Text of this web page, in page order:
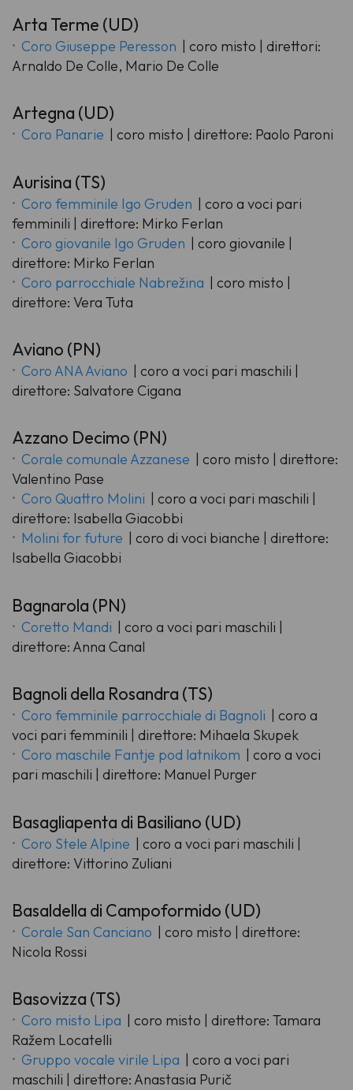
Arta Terme (UD)
Coro Giuseppe Peresson | coro misto | direttori:
Arnaldo De Colle, Mario De Colle
Artegna (UD)
Coro Panarie | coro misto | direttore: Paolo Paroni
Aurisina (TS)
Coro femminile Igo Gruden | coro a voci pari
femminili | direttore: Mirko Ferlan
Coro giovanile Igo Gruden | coro giovanile |
direttore: Mirko Ferlan
Coro parrocchiale Nabrežina | coro misto |
direttore: Vera Tuta
Aviano (PN)
Coro ANA Aviano | coro a voci pari maschili |
direttore: Salvatore Cigana
Azzano Decimo (PN)
Corale comunale Azzanese | coro misto | direttore:
Valentino Pase
Coro Quattro Molini | coro a voci pari maschili |
direttore: Isabella Giacobbi
Molini for future | coro di voci bianche | direttore:
Isabella Giacobbi
Bagnarola (PN)
Coretto Mandi | coro a voci pari maschili |
direttore: Anna Canal
Bagnoli della Rosandra (TS)
Coro femminile parrocchiale di Bagnoli | coro a
voci pari femminili | direttore: Mihaela Skupek
Coro maschile Fantje pod latnikom | coro a voci
pari maschili | direttore: Manuel Purger
Basagliapenta di Basiliano (UD)
Coro Stele Alpine | coro a voci pari maschili |
direttore: Vittorino Zuliani
Basaldella di Campoformido (UD)
Corale San Canciano | coro misto | direttore:
Nicola Rossi
Basovizza (TS)
Coro misto Lipa | coro misto | direttore: Tamara
Ražem Locatelli
Gruppo vocale virile Lipa | coro a voci pari
maschili | direttore: Anastasia Purič